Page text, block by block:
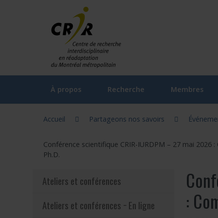
Aller directement au contenu
À propos
Gouvernance du CRIR (CGC)
Notre équipe
Recherche
Axes et unités thématiques
La recherche participative : FAQ
Documentation
Membres
Chercheurs
Cliniciens/
Professionnels
Accueil
Partageons nos savoirs
Conférence scientifique CRIR-IURDPM – 27 mai
Ph.D.
Ateliers et conférences
Ateliers et conférences − En ligne
: